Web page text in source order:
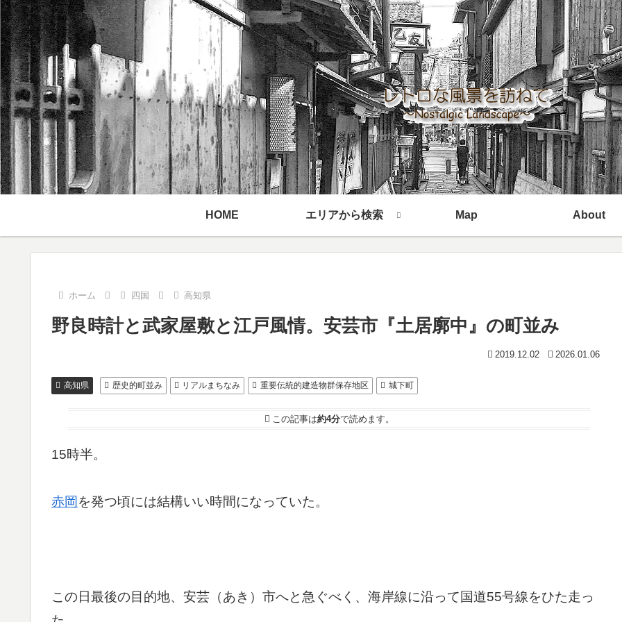
HOME エリアから検索 Map About
ホーム 四国 高知県
野良時計と武家屋敷と江戸風情。安芸市『土居廓中』の町並み
2019.12.02 2026.01.06
高知県 歴史的町並み リアルまちなみ 重要伝統的建造物群保存地区 城下町
この記事は約4分で読めます。
15時半。
赤岡 を発つ頃には結構いい時間になっていた。
この日最後の目的地、安芸（あき）市へと急ぐべく、海岸線に沿って国道55号線をひた走っ